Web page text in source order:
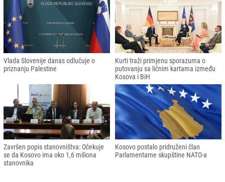
Vlada Slovenije danas odlučuje o
priznanju Palestine
Kurti traži primjenu sporazuma o
putovanju sa ličnim kartama između
Kosova i BiH
Završen popis stanovništva: Očekuje
se da Kosovo ima oko 1,6 miliona
stanovnika
Kosovo postalo pridruženi član
Parlamentarne skupštine NATO-a